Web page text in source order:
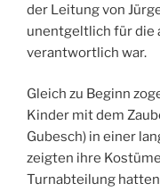
der Leitung von
unentgeltlich für die
verantwortlich war.
Gleich zu Beginn
Kinder mit dem
Gubesch) in einer
zeigten ihre
Turnabteilung